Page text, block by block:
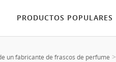
PRODUCTOS POPULARES
un fabricante de frascos de perfume >